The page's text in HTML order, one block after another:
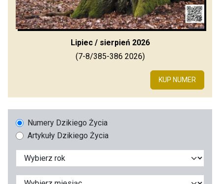
Lipiec / sierpień 2026
(7-8/385-386 2026)
KUP NUMER
Numery Dzikiego Życia
Artykuły Dzikiego Życia